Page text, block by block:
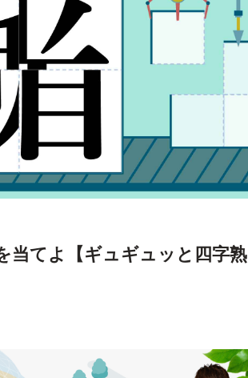
当てよ【ギュギュッと四字熟